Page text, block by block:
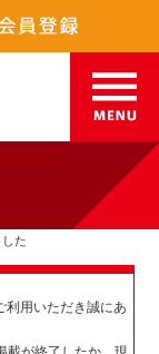
た
利用いただき誠にあ